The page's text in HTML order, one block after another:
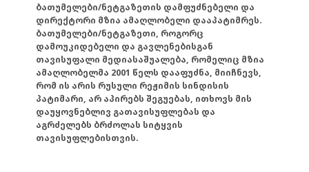
ბათუმელები/ნეტგაზეთის დამფუძნებელი და
დირექტორი მზია ამაღლობელი დააპატიმრეს.
ბათუმელები/ნეტგაზეთი, როგორც
დამოუკიდებელი და გავლენებისგან
თავისუფალი მედიასაშუალება, რომელიც მზია
ამაღლობელმა 2001 წელს დააფუძნა, მიიჩნევს,
რომ ის არის რუსული რეჟიმის სინდისის
პატიმარი, არ აპირებს შეგუებას, ითხოვს მის
დაუყოვნებლივ გათავისუფლებას და
აგრძელებს ბრძოლას სიტყვის
თავისუფლებისთვის.